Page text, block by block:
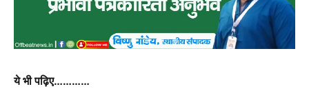
ये भी पढ़िए…………